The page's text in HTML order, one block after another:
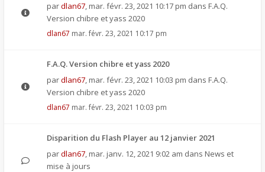
pardlan67, mar. févr. 23, 2021 10:17 pm dans F.A.Q.
Version chibre et yass 2020
dlan67 mar. févr. 23, 2021 10:17 pm
F.A.Q. Version chibre et yass 2020
pardlan67, mar. févr. 23, 2021 10:03 pm dans F.A.Q.
Version chibre et yass 2020
dlan67 mar. févr. 23, 2021 10:03 pm
Disparition du Flash Player au 12 janvier 2021
pardlan67, mar. janv. 12, 2021 9:02 am dans News et
mise à jours